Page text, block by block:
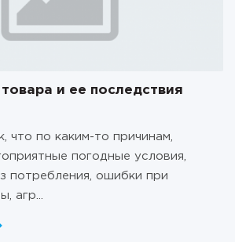
и ее последствия
что по каким-то причинам,
погодные условия,
потребления, ошибки при
агр...